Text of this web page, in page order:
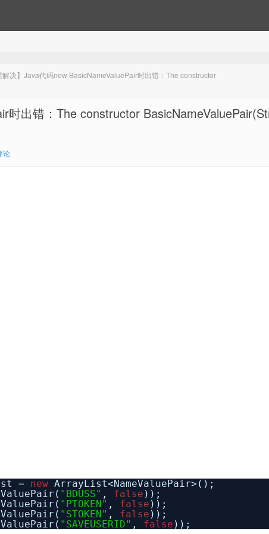
解决】Java代码new BasicNameValuePair时出错：The constructor
时出错：The constructor
论
= new ArrayList<NameValuePair>();
"BDUSS" , false ));
"PTOKEN" , false ));
"STOKEN" , false ));
"SAVEUSERID" , false ));